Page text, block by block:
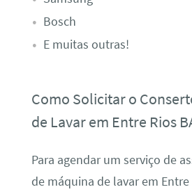
Bosch
E muitas outras!
Como Solicitar o
de Lavar em Entre Rios
Para agendar um serviço de
de máquina de lavar em Entre